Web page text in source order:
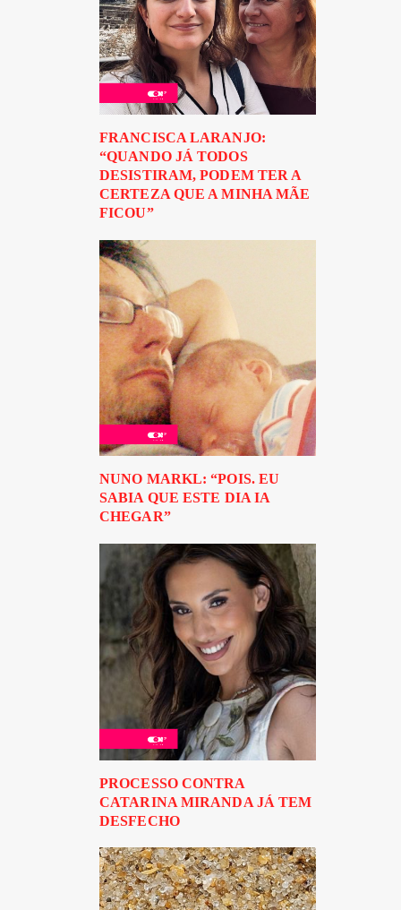
FRANCISCA LARANJO:
“QUANDO JÁ TODOS
DESISTIRAM, PODEM TER A
CERTEZA QUE A MINHA MÃE
FICOU”
NUNO MARKL: “POIS. EU
SABIA QUE ESTE DIA IA
CHEGAR”
PROCESSO CONTRA
CATARINA MIRANDA JÁ TEM
DESFECHO